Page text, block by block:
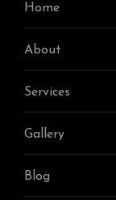
Home
About
Services
Gallery
Blog